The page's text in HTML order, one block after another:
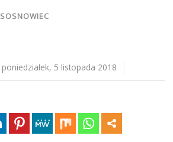
SOSNOWIEC
poniedziałek, 5 listopada 2018